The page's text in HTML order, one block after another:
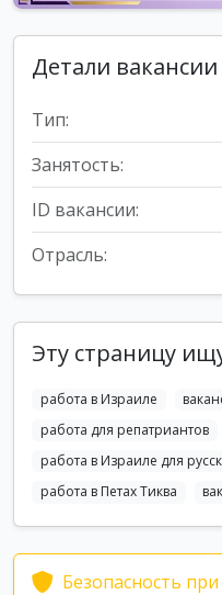
Детали вакансии
Тип:
Занятость:
ID вакансии:
Отрасль:
Эту страницу
работа в Израиле
работа для репатриантов
работа в Израиле для
работа в Петах Тиква
Безопасность